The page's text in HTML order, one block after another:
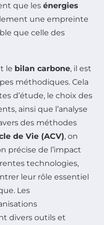
que les énergies
une empreinte
que celle des
le bilan carbone, il est
méthodiques. Cela
d’étude, le choix des
ainsi que l’analyse
des méthodes
de Vie (ACV), on
précise de l’impact
technologies,
leur rôle essentiel
Les
divers outils et